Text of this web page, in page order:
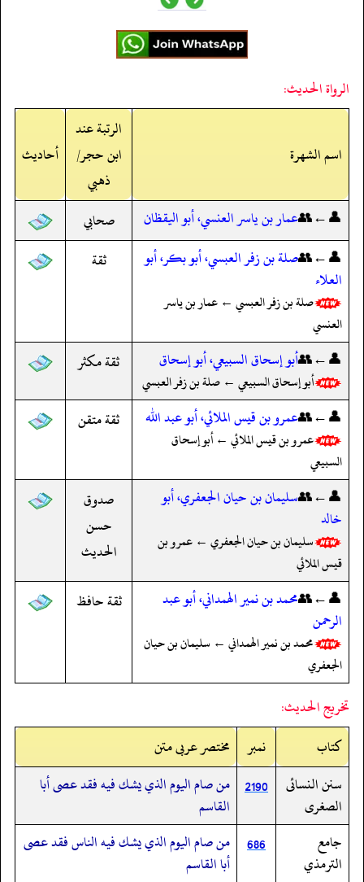
الرواة الحديث:
اسم الشهرة
الرتبة عند
ابن حجر/
ذهبي
أحاديث
👤←👥عمار بن ياسر العنسي، أبو اليقظان
صحابي
👤←👥صلة بن زفر العبسي، أبو بكر، أبو
العلاء
صلة بن زفر العبسي ← عمار بن ياسر
العنسي
ثقة
👤←👥أبو إسحاق السبيعي، أبو إسحاق
أبو إسحاق السبيعي ← صلة بن زفر العبسي
ثقة مكثر
👤←👥عمرو بن قيس الملائي، أبو عبد الله
عمرو بن قيس الملائي ← أبو إسحاق
السبيعي
ثقة متقن
👤←👥سليمان بن حيان الجعفري، أبو
خالد
سليمان بن حيان الجعفري ← عمرو بن
قيس الملائي
صدوق
حسن
الحديث
👤←👥محمد بن نمير الهمداني، أبو عبد
الرحمن
محمد بن نمير الهمداني ← سليمان بن حيان
الجعفري
ثقة حافظ
تخريج الحديث:
کتاب
نمبر
مختصر عربی متن
سنن النسائى
الصغرى
2190 من صام اليوم الذي يشك فيه فقد عصى أبا
القاسم
جامع
الترمذي
686
من صام اليوم الذي يشك فيه الناس فقد عصى
أبا القاسم